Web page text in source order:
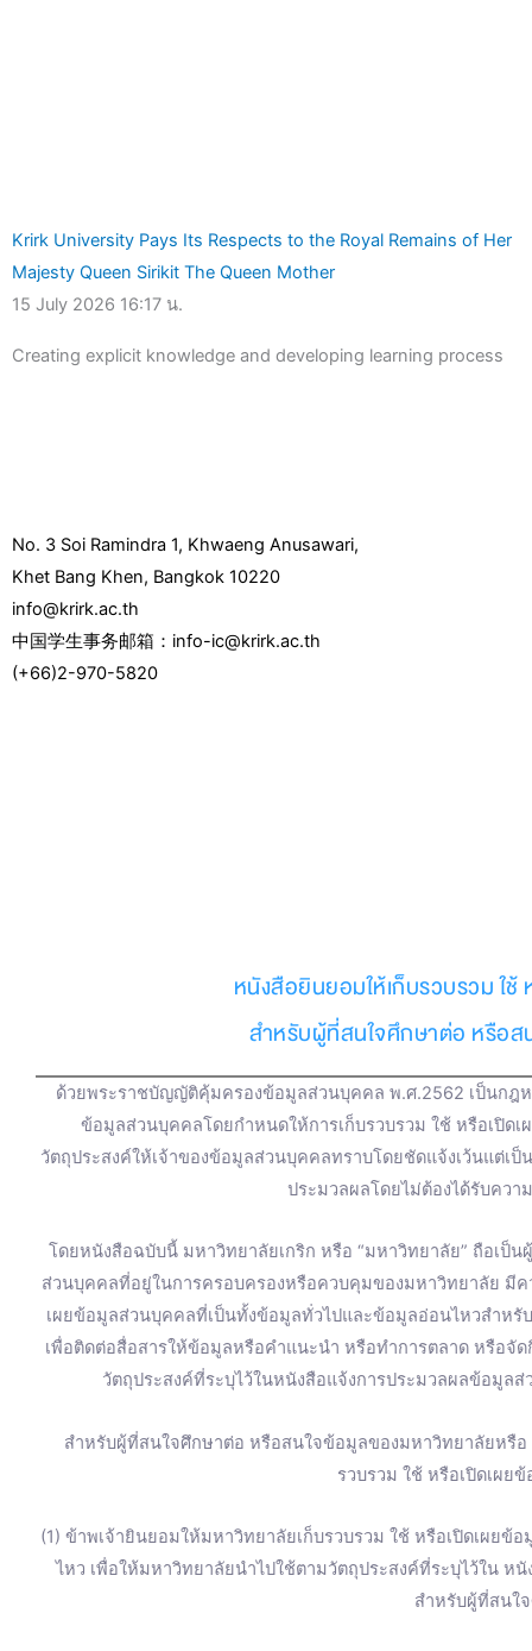
Krirk University Pays Its Respects to the Royal Remains of Her
Majesty Queen Sirikit The Queen Mother
15 July 2026 16:17 น.
Creating explicit knowledge and developing learning process
No. 3 Soi Ramindra 1, Khwaeng Anusawari,
Khet Bang Khen, Bangkok 10220
info@krirk.ac.th
中国学生事务邮箱：info-ic@krirk.ac.th
(+66)2-970-5820
o
o
k
b
e
a
g
r
a
m
t
e
r
หนังสือยินยอมให้เก็บรวบรวม ใ
สำหรับผู้ที่สนใจศึกษาต่อ หรือ
ด้วยพระราชบัญญัติคุ้มครองข้อมูลส่วนบุคคล พ.ศ.2562 เป็นกฎ
ข้อมูลส่วนบุคคลโดยกำหนดให้การเก็บรวบรวม ใช้ หรือเปิ
วัตถุประสงค์ให้เจ้าของข้อมูลส่วนบุคคลทราบโดยชัดแจ้งเว้นแต่
ประมวลผลโดยไม่ต้องได้รับคว
โดยหนังสือฉบับนี้ มหาวิทยาลัยเกริก หรือ “มหาวิทยาลัย” ถือเ
ส่วนบุคคลที่อยู่ในการครอบครองหรือควบคุมของมหาวิทยาลัย มี
เผยข้อมูลส่วนบุคคลที่เป็นทั้งข้อมูลทั่วไปและข้อมูลอ่อนไหวสำห
เพื่อติดต่อสื่อสารให้ข้อมูลหรือคำแนะนำ หรือทำการตลาด หรือจั
วัตถุประสงค์ที่ระบุไว้ในหนังสือแจ้งการประมวลผลข้อมูล
สำหรับผู้ที่สนใจศึกษาต่อ หรือสนใจข้อมูลของมหาวิทยาลัยหรื
รวบรวม ใช้ หรือเปิดเผย
(1) ข้าพเจ้ายินยอมให้มหาวิทยาลัยเก็บรวบรวม ใช้ หรือเปิดเผย
ไหว เพื่อให้มหาวิทยาลัยนำไปใช้ตามวัตถุประสงค์ที่ระบุไว้ใน
สำหรับผู้ที่สนใ